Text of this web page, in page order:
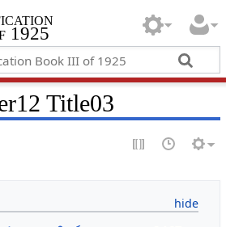
1925
Title03